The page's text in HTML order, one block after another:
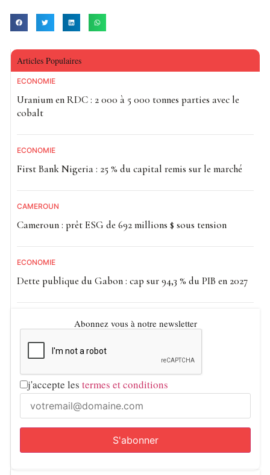
Articles Populaires
ECONOMIE
Uranium en RDC : 2 000 à 5 000 tonnes parties avec le
cobalt
ECONOMIE
First Bank Nigeria : 25 % du capital remis sur le marché
CAMEROUN
Cameroun : prêt ESG de 692 millions $ sous tension
ECONOMIE
Dette publique du Gabon : cap sur 94,3 % du PIB en 2027
Abonnez vous à notre newsletter
j'accepte les termes et conditions